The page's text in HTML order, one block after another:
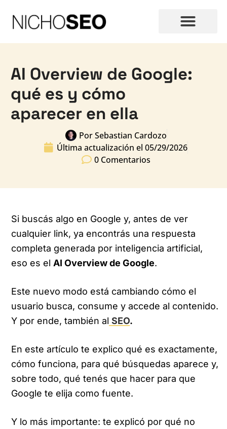
AI Overview de Google:
qué es y cómo
aparecer en ella
PorSebastian Cardozo
Última actualización el 05/29/2026
0 Comentarios
Si buscás algo en Google y, antes de ver
cualquier link, ya encontrás una respuesta
completa generada por inteligencia artificial,
eso es el AI Overview de Google.
Este nuevo modo está cambiando cómo el
usuario busca, consume y accede al contenido.
Y por ende, también al SEO.
En este artículo te explico qué es exactamente,
cómo funciona, para qué búsquedas aparece y,
sobre todo, qué tenés que hacer para que
Google te elija como fuente.
Y lo más importante: te explicó por qué no